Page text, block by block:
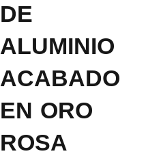
DE
ALUMINIO
ACABADO
EN ORO
ROSA